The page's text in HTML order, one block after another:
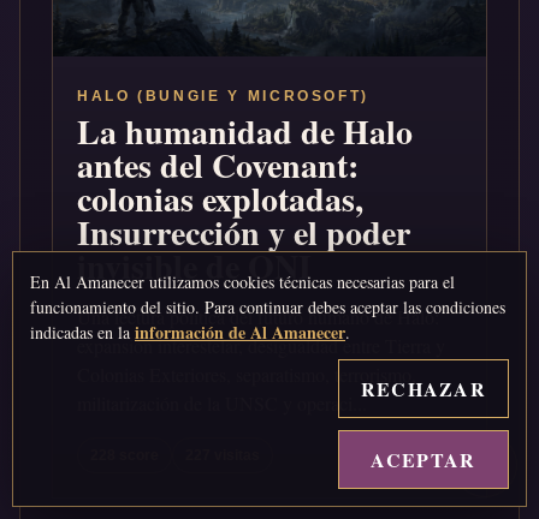
HALO (BUNGIE Y MICROSOFT)
La humanidad de Halo
antes del Covenant:
colonias explotadas,
Insurrección y el poder
invisible de ONI
Una lectura política del futuro humano de Halo:
expansión interestelar, desigualdad entre Tierra y
militarización de la UNSC y operaci...
En Al Amanecer utilizamos cookies técnicas necesarias para el
funcionamiento del sitio. Para continuar debes aceptar las condiciones
indicadas en la información de Al Amanecer.
RECHAZAR
ACEPTAR